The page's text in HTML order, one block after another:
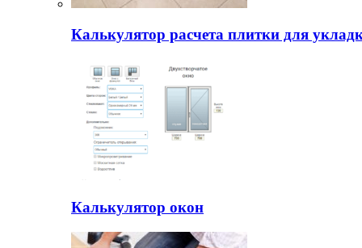
Калькулятор расчета плитки для
Калькулятор окон